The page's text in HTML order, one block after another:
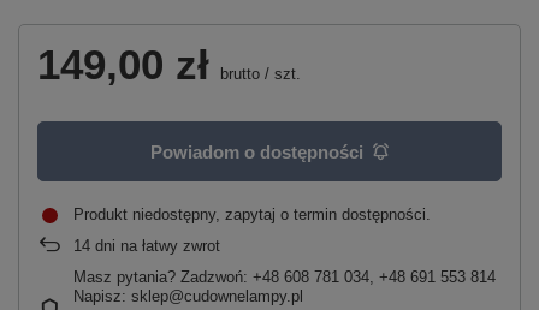
149,00 zł brutto / szt.
Powiadom o dostępności
Produkt niedostępny, zapytaj o termin dostępności
14 dni na łatwy zwrot
Masz pytania? Zadzwoń: +48 608 781 034, +48 691 553 814
Napisz: sklep@cudownelampy.pl